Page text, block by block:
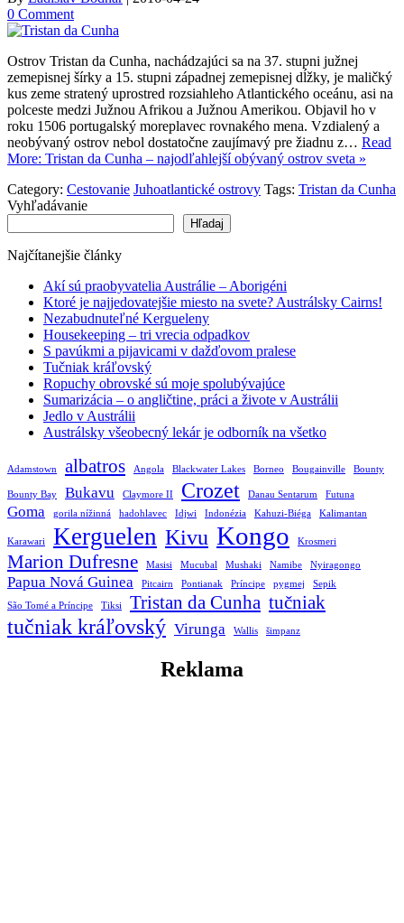
0 Comment
Ostrov Tristan da Cunha, nachádzajúci sa na 37. stupni južnej
zemepisnej šírky a 15. stupni západnej zemepisnej dĺžky, je maličký
kus zeme stratený uprostred rozsiahleho Atlantického oceánu, asi na
polceste medzi Južnou Afrikou a Južnou Amerikou. Objavil ho v
roku 1506 portugalský moreplavec rovnakého mena. Vzdialený a
neobývaný ostrov nebol dostatočne zaujímavý pre žiadnu z… Read
More: Tristan da Cunha – najodľahlejší obývaný ostrov sveta »
Category: Cestovanie Juhoatlantické ostrovy Tags: Tristan da Cunha
Vyhľadávanie
Hľadaj
Najčítanejšie články
Akí sú praobyvatelia Austrálie – Aborigéni
Ktoré je najjedovatejšie miesto na svete? Austrálsky Cairns!
Nezabudnuteľné Kergueleny
Housekeeping – tri vrecia odpadkov
S pavúkmi a pijavicami v dažďovom pralese
Tučniak kráľovský
Ropuchy obrovské sú moje spolubývajúce
Sumarizácia – o angličtine, práci a živote v Austrálii
Jedlo v Austrálii
Austrálsky všeobecný lekár je odborník na všetko
Adamstown albatros Angola Blackwater Lakes Borneo Bougainville Bounty
Bounty Bay Bukavu Claymore II Crozet Danau Sentarum Futuna
Goma gorila nížinná hadohlavec Idjwi Indonézia Kahuzi-Biéga Kalimantan
Karawari Kerguelen Kivu Kongo Krosmeri
Marion Dufresne Masisi Mucubal Mushaki Namibe Nyiragongo
Papua Nová Guinea Pitcairn Pontianak Príncipe pygmej Sepik
São Tomé a Príncipe Tiksi Tristan da Cunha tučniak
tučniak kráľovský Virunga Wallis šimpanz
Reklama